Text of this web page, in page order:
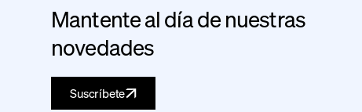
Mantente al día de nuestras
novedades
Suscríbete